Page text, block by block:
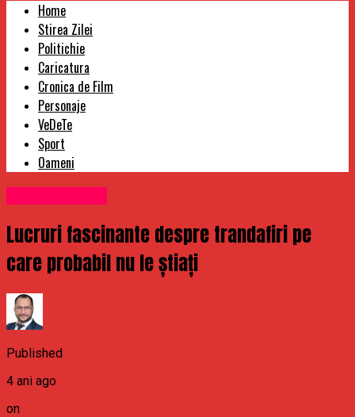
Home
Stirea Zilei
Politichie
Caricatura
Cronica de Film
Personaje
VeDeTe
Sport
Oameni
Lucruri fascinante despre trandafiri pe
care probabil nu le știați
Published
4 ani ago
on